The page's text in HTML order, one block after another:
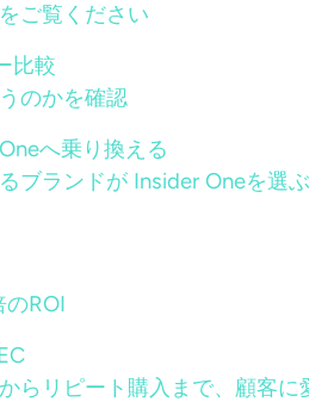
ご覧ください
比較
のかを確認
へ乗り換える
ブランドが Insider Oneを選
のROI
らリピート購入まで、顧客に